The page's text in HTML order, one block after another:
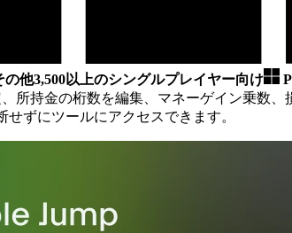
の他3,500以上のシングルプレイヤー向け
所持金の桁数を編集、マネーゲイン乗数、
ずにツールにアクセスできます。